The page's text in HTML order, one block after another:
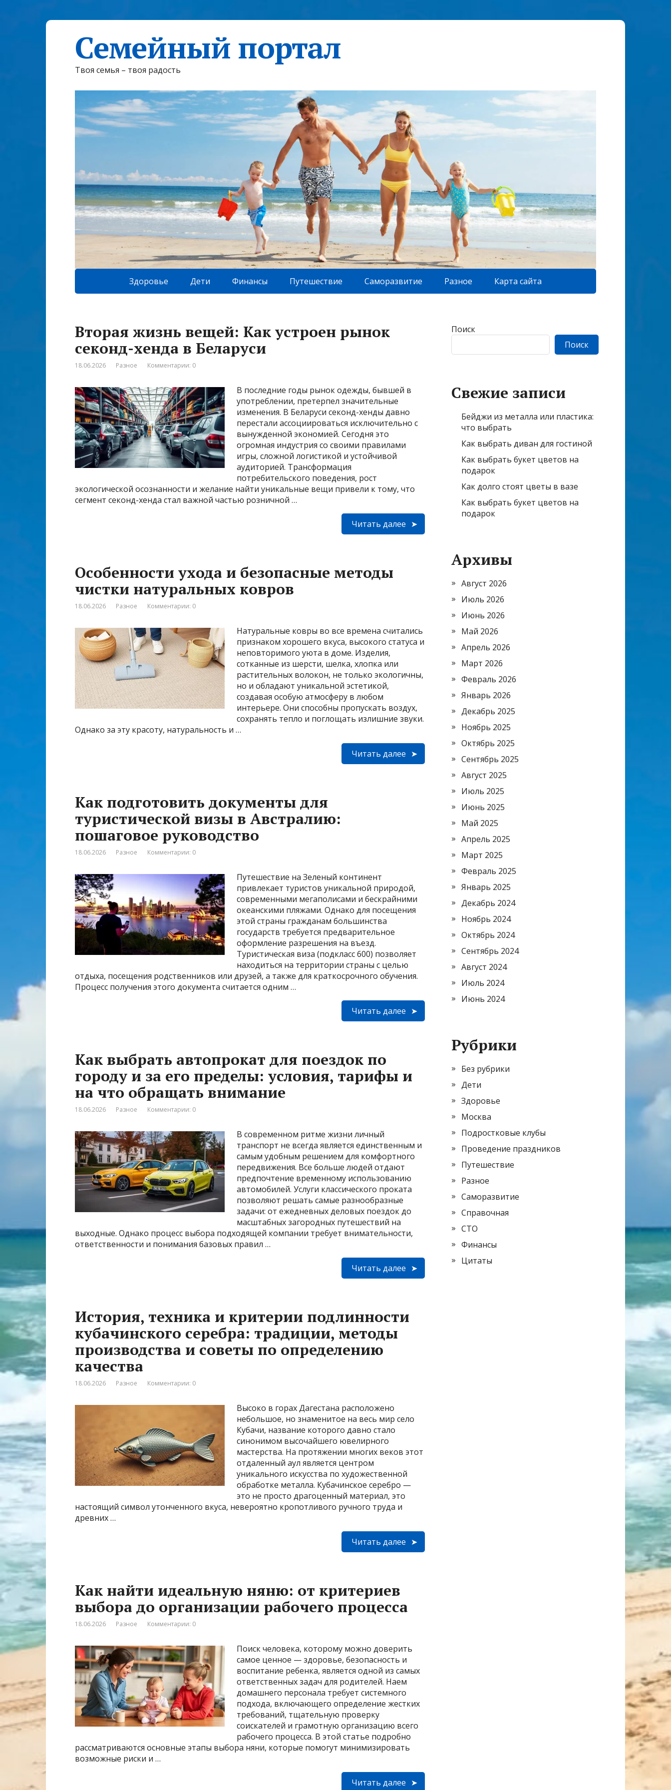
Семейный портал
Твоя семья – твоя радость
Здоровье Дети Финансы Путешествие Саморазвитие Разное Карта сайта
Вторая жизнь вещей: Как устроен рынок
секонд-хенда в Беларуси
18.06.2026 Разное Комментарии: 0
В последние годы рынок одежды, бывшей в
употреблении, претерпел значительные
изменения. В Беларуси секонд-хенды давно
перестали ассоциироваться исключительно с
вынужденной экономией. Сегодня это
огромная индустрия со своими правилами
игры, сложной логистикой и устойчивой
аудиторией. Трансформация
потребительского поведения, рост
экологической осознанности и желание найти уникальные вещи привели к тому, что
сегмент секонд-хенда стал важной частью розничной …
Читать далее
Особенности ухода и безопасные методы
чистки натуральных ковров
18.06.2026 Разное Комментарии: 0
Натуральные ковры во все времена считались
признаком хорошего вкуса, высокого статуса и
неповторимого уюта в доме. Изделия,
сотканные из шерсти, шелка, хлопка или
растительных волокон, не только экологичны,
но и обладают уникальной эстетикой,
создавая особую атмосферу в любом
интерьере. Они способны пропускать воздух,
сохранять тепло и поглощать излишние звуки.
Однако за эту красоту, натуральность и …
Читать далее
Как подготовить документы для
туристической визы в Австралию:
пошаговое руководство
18.06.2026 Разное Комментарии: 0
Путешествие на Зеленый континент
привлекает туристов уникальной природой,
современными мегаполисами и бескрайними
океанскими пляжами. Однако для посещения
этой страны гражданам большинства
государств требуется предварительное
оформление разрешения на въезд.
Туристическая виза (подкласс 600) позволяет
находиться на территории страны с целью
отдыха, посещения родственников или друзей, а также для краткосрочного обучения.
Процесс получения этого документа считается одним …
Читать далее
Как выбрать автопрокат для поездок по
городу и за его пределы: условия, тарифы и
на что обращать внимание
18.06.2026 Разное Комментарии: 0
В современном ритме жизни личный
транспорт не всегда является единственным и
самым удобным решением для комфортного
передвижения. Все больше людей отдают
предпочтение временному использованию
автомобилей. Услуги классического проката
позволяют решать самые разнообразные
задачи: от ежедневных деловых поездок до
масштабных загородных путешествий на
выходные. Однако процесс выбора подходящей компании требует внимательности,
ответственности и понимания базовых правил …
Читать далее
История, техника и критерии подлинности
кубачинского серебра: традиции, методы
производства и советы по определению
качества
18.06.2026 Разное Комментарии: 0
Высоко в горах Дагестана расположено
небольшое, но знаменитое на весь мир село
Кубачи, название которого давно стало
синонимом высочайшего ювелирного
мастерства. На протяжении многих веков этот
отдаленный аул является центром
уникального искусства по художественной
обработке металла. Кубачинское серебро —
это не просто драгоценный материал, это
настоящий символ утонченного вкуса, невероятно кропотливого ручного труда и
древних …
Читать далее
Как найти идеальную няню: от критериев
выбора до организации рабочего процесса
18.06.2026 Разное Комментарии: 0
Поиск человека, которому можно доверить
самое ценное — здоровье, безопасность и
воспитание ребенка, является одной из самых
ответственных задач для родителей. Наем
домашнего персонала требует системного
подхода, включающего определение жестких
требований, тщательную проверку
соискателей и грамотную организацию всего
рабочего процесса. В этой статье подробно
рассматриваются основные этапы выбора няни, которые помогут минимизировать
возможные риски и …
Читать далее
Поиск
Поиск
Свежие записи
Бейджи из металла или пластика:
что выбрать
Как выбрать диван для гостиной
Как выбрать букет цветов на
подарок
Как долго стоят цветы в вазе
Как выбрать букет цветов на
подарок
Архивы
Август 2026
Июль 2026
Июнь 2026
Май 2026
Апрель 2026
Март 2026
Февраль 2026
Январь 2026
Декабрь 2025
Ноябрь 2025
Октябрь 2025
Сентябрь 2025
Август 2025
Июль 2025
Июнь 2025
Май 2025
Апрель 2025
Март 2025
Февраль 2025
Январь 2025
Декабрь 2024
Ноябрь 2024
Октябрь 2024
Сентябрь 2024
Август 2024
Июль 2024
Июнь 2024
Рубрики
Без рубрики
Дети
Здоровье
Москва
Подростковые клубы
Проведение праздников
Путешествие
Разное
Саморазвитие
Справочная
СТО
Финансы
Цитаты